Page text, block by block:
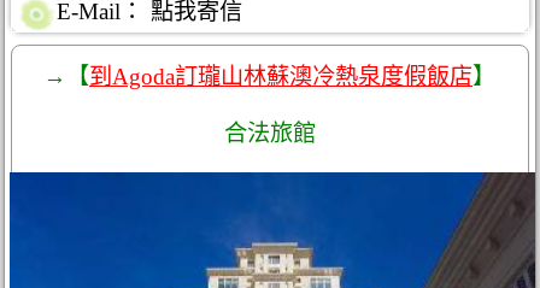
E-Mail： 點我寄信
→【到Agoda訂瓏山林蘇澳冷熱泉度假飯店】
合法旅館